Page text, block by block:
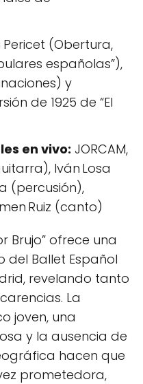
Pericet (Obertura,
españolas”),
y
de 1925 de “El
en vivo: JORCAM,
Iván Losa
(percusión),
Ruiz (canto)
Brujo” ofrece una
del Ballet Español
revelando tanto
La
joven, una
y la ausencia de
hacen que
prometedora,